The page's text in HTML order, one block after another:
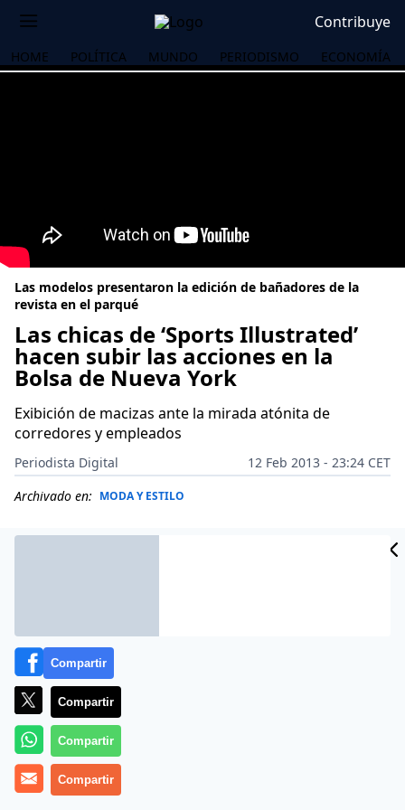
Contribuye
HOME POLÍTICA MUNDO PERIODISMO ECONOMÍA
Las modelos presentaron la edición de bañadores de la
revista en el parqué
Las chicas de ‘Sports Illustrated’
hacen subir las acciones en la
Bolsa de Nueva York
Exibición de macizas ante la mirada atónita de
corredores y empleados
Periodista Digital
12 Feb 2013 - 23:24 CET
Archivado en: MODA Y ESTILO
Los corredores de la Bolsa de Nueva York no daban
Compartir
Compartir
Compartir
Compartir